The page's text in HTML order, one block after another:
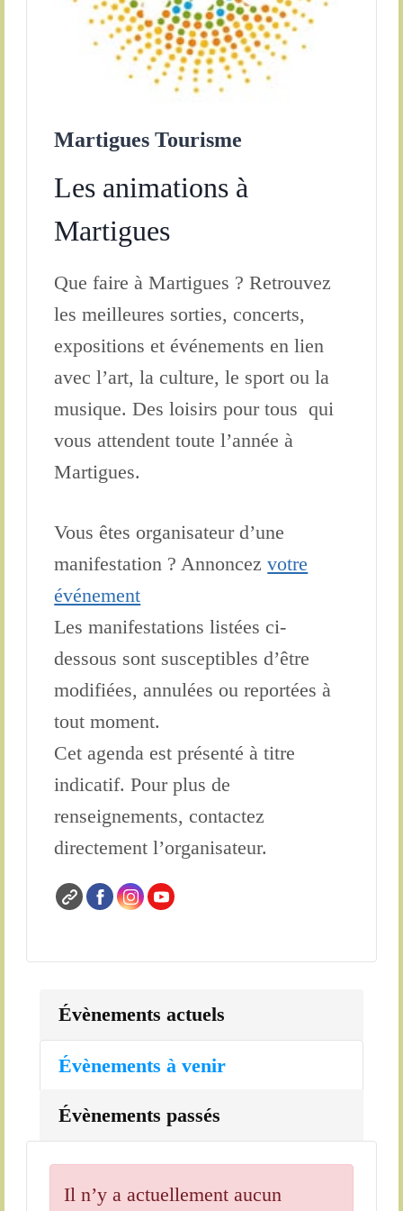
Martigues Tourisme
Les animations à
Martigues
Que faire à Martigues ? Retrouvez
les meilleures sorties, concerts,
expositions et événements en lien
avec l’art, la culture, le sport ou la
musique. Des loisirs pour tous qui
vous attendent toute l’année à
Martigues.
Vous êtes organisateur d’une
manifestation ? Annoncezvotre
événement
Les manifestations listées ci-
dessous sont susceptibles d’être
modifiées, annulées ou reportées à
tout moment.
Cet agenda est présenté à titre
indicatif. Pour plus de
renseignements, contactez
directement l’organisateur.
Évènements actuels
Évènements à venir
Évènements passés
Il n’y a actuellement aucun